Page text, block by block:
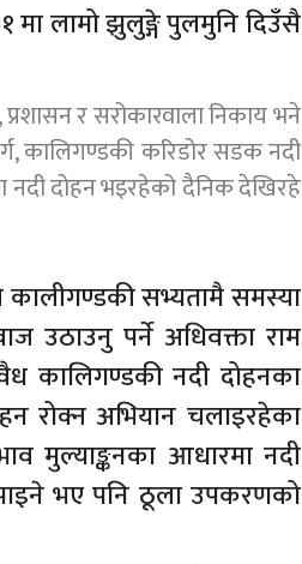
मा लामो झुलुङ्गे पुलमुनि दिउँसै
प्रशासन र सरोकारवाला निकाय भने
कालिगण्डकी करिडोर सडक नदी
नदी दोहन भइरहेको दैनिक देखिरहे
कालीगण्डकी सभ्यतामै समस्या
उठाउनु पर्ने अधिवक्ता राम
कालिगण्डकी नदी दोहनका
रोक्न अभियान चलाइरहेका
मुल्याङ्कनका आधारमा नदी
भए पनि ठूला उपकरणको